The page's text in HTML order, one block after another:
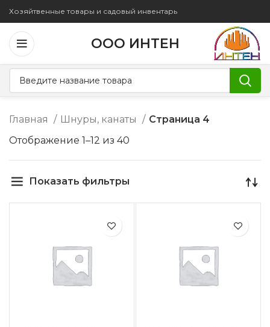
Хозяйтвенные товары и садовый инвентарь
ООО ИНТЕН
Главная Шнуры, канаты
Страница 4
Отображение 1–12 из 40
Показать фильтры